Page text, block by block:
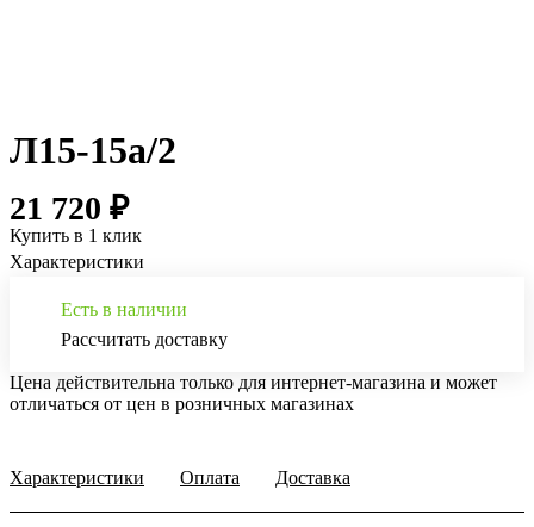
Л15-15а/2
21 720 ₽
Купить в 1 клик
Характеристики
Есть в наличии
Рассчитать доставку
Цена действительна только для интернет-магазина и может
отличаться от цен в розничных магазинах
Характеристики Оплата Доставка